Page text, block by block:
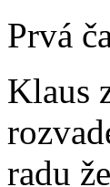
Prvá
Klaus
radu